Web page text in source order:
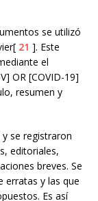
se utilizó
21 ]. Este
el
OR [COVID-19]
resumen y
se registraron
editoriales,
breves. Se
erratas y las que
Es así